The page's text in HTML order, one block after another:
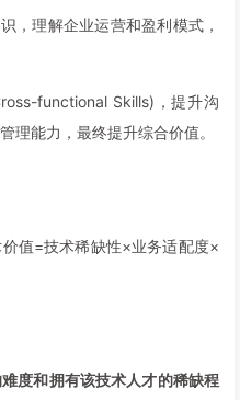
，理解企业运营和盈利模式，
functional Skills)，提升沟
理能力，最终提升综合价值。
值=技术稀缺性×业务适配度×
度和拥有该技术人才的稀缺程